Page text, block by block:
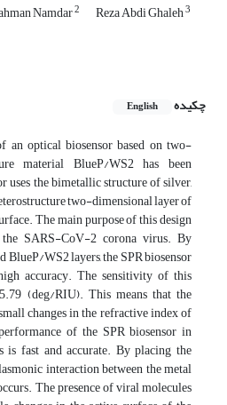
Namdar2 Reza Abdi Ghaleh3
چکیده
English
an optical biosensor based on two-
material BlueP/WS2 has been
uses the bimetallic structure of silver,
two-dimensional layer of
The main purpose of this design
SARS-CoV-2 corona virus. By
WS2 layers, the SPR biosensor
accuracy. The sensitivity of this
(deg/RIU). This means that the
changes in the refractive index of
of the SPR biosensor in
is fast and accurate. By placing the
interaction between the metal
The presence of viral molecules